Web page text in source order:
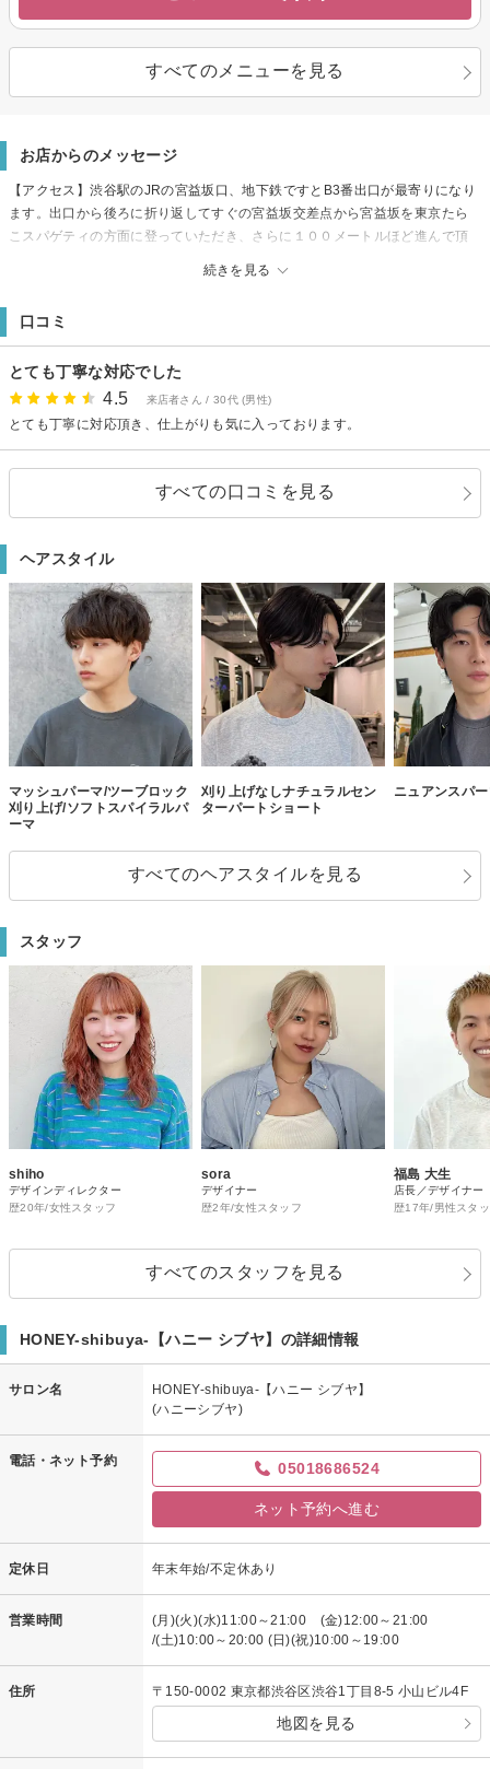
すべてのメニューを見る
お店からのメッセージ
続きを見る
【アクセス】渋谷駅のJRの宮益坂口、地下鉄ですとB3番出口が最寄りになり
ます。出口から後ろに折り返してすぐの宮益坂交差点から宮益坂を東京たら
こスパゲティの方面に登っていただき、さらに１００メートルほど進んで頂
に町田商店（ラーメン屋さん）のビルの4Fが当店になります。もし迷われた
【駐車場】近くにコインパーキングあり
【支払方法】PayPay 使用可
口コミ
とても丁寧な対応でした
4.5 来店者さん / 30代 (男性)
とても丁寧に対応頂き、仕上がりも気に入っております。
すべての口コミを見る
ヘアスタイル
マッシュパーマ/ツーブロック
刈り上げ/ソフトスパイラルパ
ーマ
刈り上げなしナチュラルセン
ターパートショート
ニュアンスパ
すべてのヘアスタイルを見る
スタッフ
shiho
デザインディレクター
歴20年/女性スタッフ
sora
デザイナー
歴2年/女性スタッフ
福島 大生
店長／デザイナー
歴17年/男性スタ
すべてのスタッフを見る
HONEY-shibuya-【ハニー シブヤ】の詳細情報
サロン名
HONEY-shibuya-【ハニー シブヤ】
(ハニーシブヤ)
電話・ネット予約 05018686524
ネット予約へ進む
定休日 年末年始/不定休あり
営業時間
(月)(火)(水)11:00～21:00 (金)12:00～21:00
/(土)10:00～20:00 (日)(祝)10:00～19:00
住所 〒150-0002 東京都渋谷区渋谷1丁目8-5 小山ビル4F
地図を見る